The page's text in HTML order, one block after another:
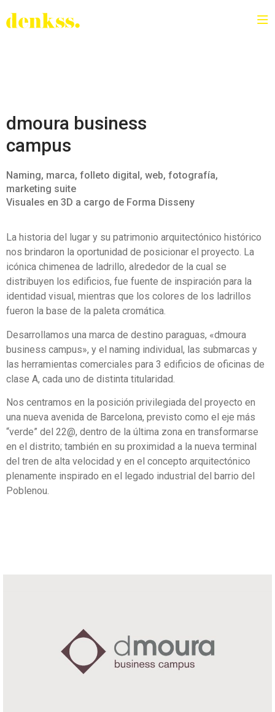
dmoura business
campus
Naming, marca, folleto digital, web, fotografía,
marketing suite
Visuales en 3D a cargo de Forma Disseny
La historia del lugar y su patrimonio arquitectónico histórico
nos brindaron la oportunidad de posicionar el proyecto. La
icónica chimenea de ladrillo, alrededor de la cual se
distribuyen los edificios, fue fuente de inspiración para la
identidad visual, mientras que los colores de los ladrillos
fueron la base de la paleta cromática.
Desarrollamos una marca de destino paraguas, «dmoura
business campus», y el naming individual, las submarcas y
las herramientas comerciales para 3 edificios de oficinas de
clase A, cada uno de distinta titularidad.
Nos centramos en la posición privilegiada del proyecto en
una nueva avenida de Barcelona, previsto como el eje más
“verde” del 22@, dentro de la última zona en transformarse
en el distrito; también en su proximidad a la nueva terminal
del tren de alta velocidad y en el concepto arquitectónico
plenamente inspirado en el legado industrial del barrio del
Poblenou.